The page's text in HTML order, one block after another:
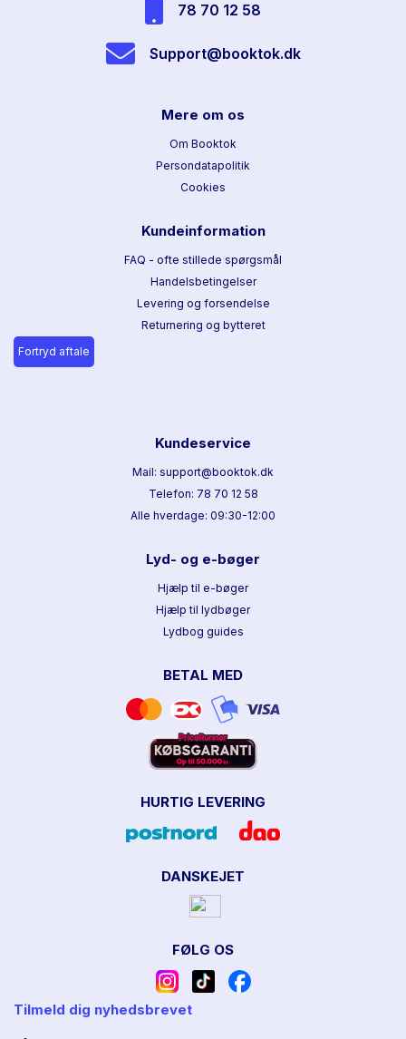
78 70 12 58
Support@booktok.dk
Mere om os
Om Booktok
Persondatapolitik
Cookies
Kundeinformation
FAQ - ofte stillede spørgsmål
Handelsbetingelser
Levering og forsendelse
Returnering og bytteret
Fortryd aftale
Kundeservice
Mail: support@booktok.dk
Telefon: 78 70 12 58
Alle hverdage: 09:30-12:00
Lyd- og e-bøger
Hjælp til e-bøger
Hjælp til lydbøger
Lydbog guides
BETAL MED
HURTIG LEVERING
DANSKEJET
FØLG OS
Tilmeld dig nyhedsbrevet